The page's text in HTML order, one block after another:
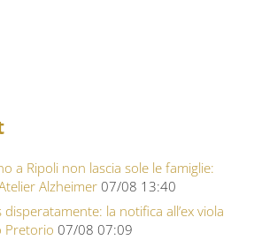
a Ripoli non lascia sole le famiglie:
Alzheimer 07/08 13:40
disperatamente: la notifica all’ex viola
Pretorio 07/08 07:09